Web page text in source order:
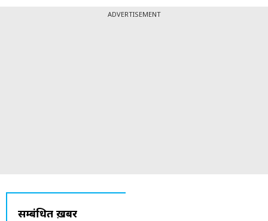
ADVERTISEMENT
सम्बंधित ख़बरें